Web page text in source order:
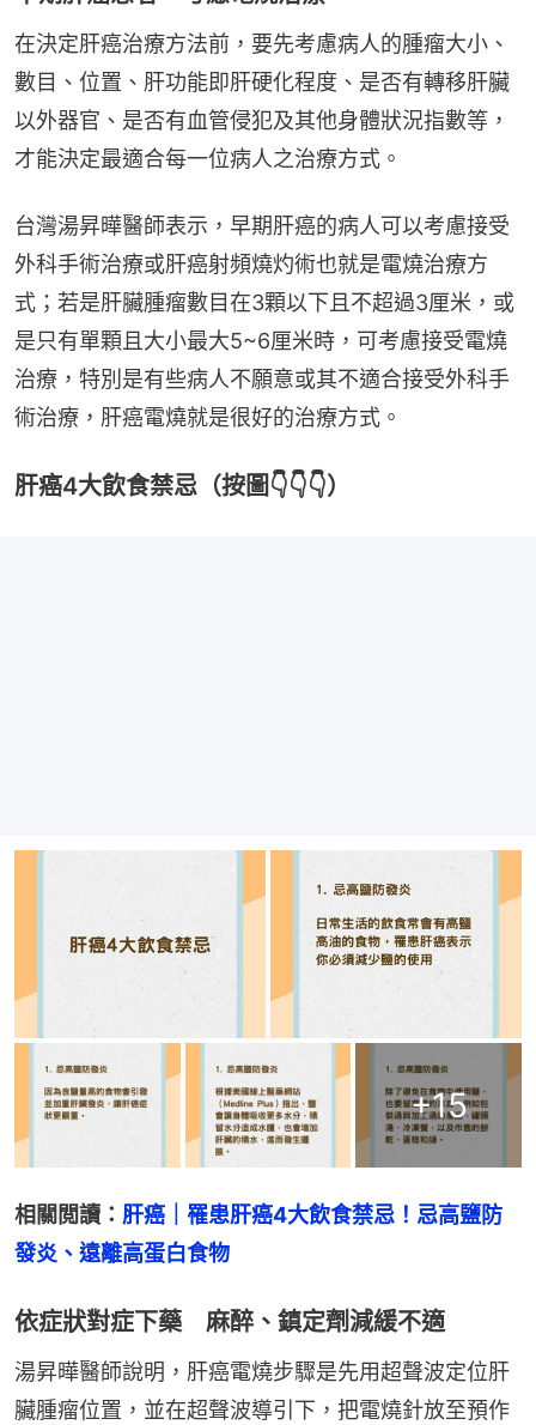
在決定肝癌治療方法前，要先考慮病人的腫瘤大小、
數目、位置、肝功能即肝硬化程度、是否有轉移肝臟
以外器官、是否有血管侵犯及其他身體狀況指數等，
才能決定最適合每一位病人之治療方式。
台灣湯昇曄醫師表示，早期肝癌的病人可以考慮接受
外科手術治療或肝癌射頻燒灼術也就是電燒治療方
式；若是肝臟腫瘤數目在3顆以下且不超過3厘米，或
是只有單顆且大小最大5~6厘米時，可考慮接受電燒
治療，特別是有些病人不願意或其不適合接受外科手
術治療，肝癌電燒就是很好的治療方式。
肝癌4大飲食禁忌（按圖👇👇👇）
+15
相關閲讀： 肝癌｜罹患肝癌4大飲食禁忌！忌高鹽防
發炎、遠離高蛋白食物
依症狀對症下藥 麻醉、鎮定劑減緩不適
湯昇曄醫師說明，肝癌電燒步驟是先用超聲波定位肝
臟腫瘤位置，並在超聲波導引下，把電燒針放至預作